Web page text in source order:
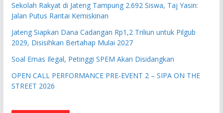
Sekolah Rakyat di Jateng Tampung 2.692 Siswa, Taj Yasin:
Jalan Putus Rantai Kemiskinan
Jateng Siapkan Dana Cadangan Rp1,2 Triliun untuk Pilgub
2029, Disisihkan Bertahap Mulai 2027
Soal Emas Ilegal, Petinggi SPEM Akan Disidangkan
OPEN CALL PERFORMANCE PRE-EVENT 2 – SIPA ON THE
STREET 2026